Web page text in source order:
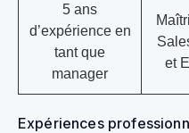
5 ans
d’expérience en
tant que
manager
et
Expériences